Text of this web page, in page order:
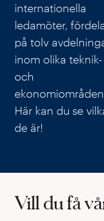
internationella
ledamöter,
på tolv
inom olika teknik-
och
Här kan du se
de är!
Vill du få